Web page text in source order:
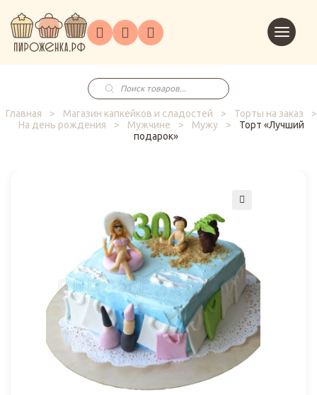
ГлавнаяКаталог
на
заказ
Праздники
Корпоративным
клиентам
в
корзину
Поиск
товаров
Главная
> Магазин капкейков и сладостей > Торты на заказ
>
На день рождения
> Мужчине > Мужу >
Торт «Лучший
подарок»